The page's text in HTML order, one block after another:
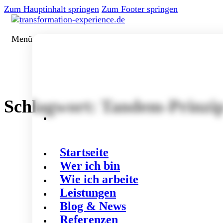
Zum Hauptinhalt springen Zum Footer springen
Menü
Startseite
Wer ich bin
Wie ich arbeite
Leistungen
Blog & News
Referenzen
Schlagwort: Tandem-